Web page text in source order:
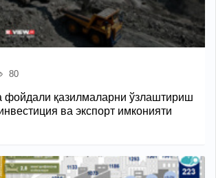
80
фойдали қазилмаларни ўзлаштириш
ва экспорт имконияти